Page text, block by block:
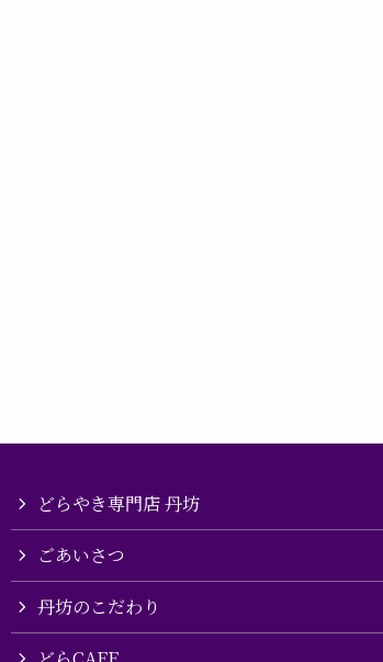
どらやき専門店 丹坊
ごあいさつ
丹坊のこだわり